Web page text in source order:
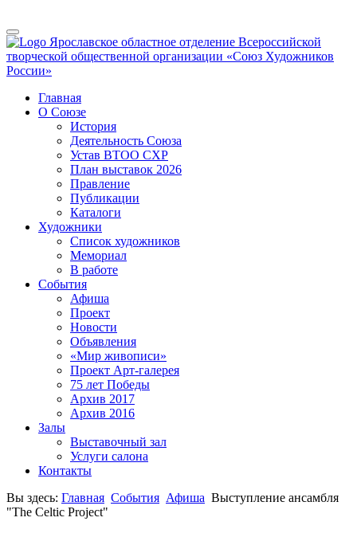
Toggle
navigation
Ярославское областное отделение Всероссийской
творческой общественной организации «Союз Художников
России»
Главная
О Союзе
История
Деятельность Союза
Устав ВТОО СХР
План выставок 2026
Правление
Публикации
Каталоги
Художники
Список художников
Мемориал
В работе
События
Афишa
Проект
Новости
Объявления
«Мир живописи»
Проект Арт-галерея
75 лет Победы
Архив 2017
Архив 2016
Залы
Выставочный зал
Услуги салона
Контакты
Вы здесь: Главная События Афишa Выступление ансамбля
"The Celtic Project"